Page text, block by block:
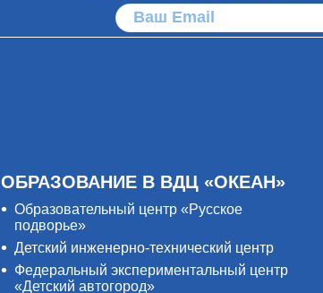
ОБРАЗОВАНИЕ В ВДЦ «ОКЕАН»
Образовательный центр «Русское
подворье»
Детский инженерно-технический центр
Федеральный экспериментальный центр
«Детский автогород»